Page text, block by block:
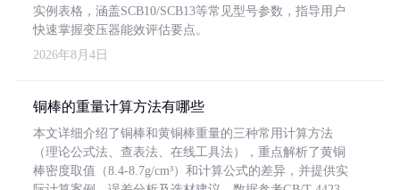
实例表格，涵盖SCB10/SCB13等常见型号参数，指导用户
快速掌握变压器能效评估要点。
2026年8月4日
铜棒的重量计算方法有哪些
本文详细介绍了铜棒和黄铜棒重量的三种常用计算方法
（理论公式法、查表法、在线工具法），重点解析了黄铜
棒密度取值（8.4-8.7g/cm³）和计算公式的差异，并提供实